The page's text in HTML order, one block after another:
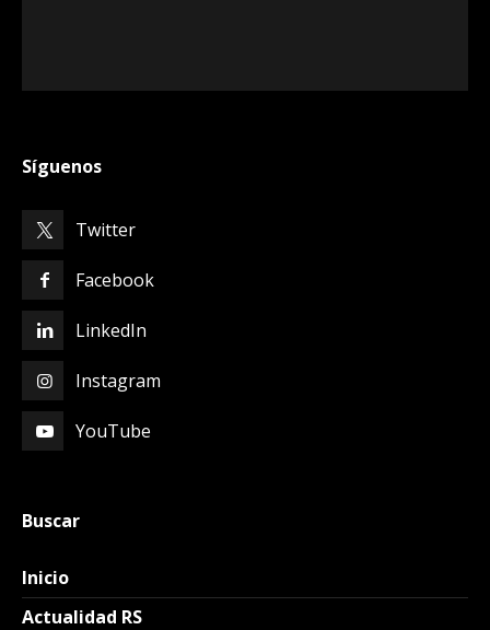
Síguenos
Twitter
Facebook
LinkedIn
Instagram
YouTube
Buscar
Inicio
Actualidad RS